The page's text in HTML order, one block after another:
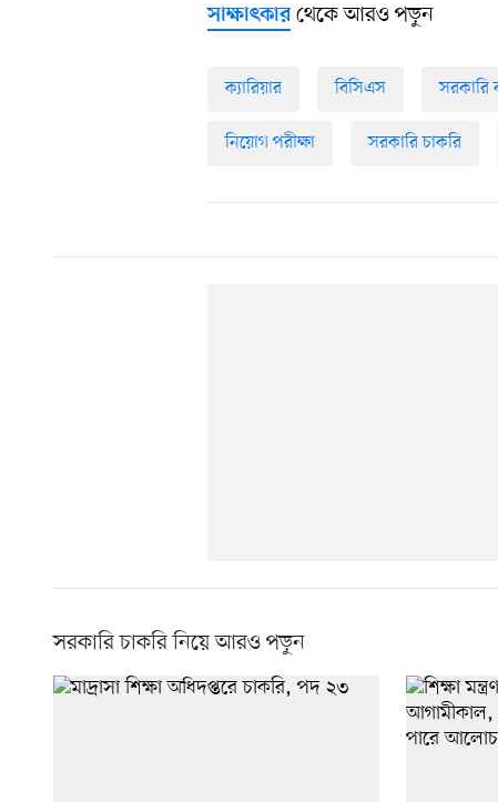
সাক্ষাৎকারথেকে আরও পড়ুন
ক্যারিয়ার বিসিএস সরকারি
নিয়োগ পরীক্ষা সরকারি চাকরি
সরকারি চাকরি নিয়ে আরও পড়ুন